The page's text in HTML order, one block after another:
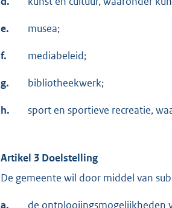
e. musea;
f. mediabeleid;
g. bibliotheekwerk;
h. sport en sportieve recreatie,
Artikel 3 Doelstelling
De gemeente wil door middel van
a.
de ontplooiingsmogelijkheden